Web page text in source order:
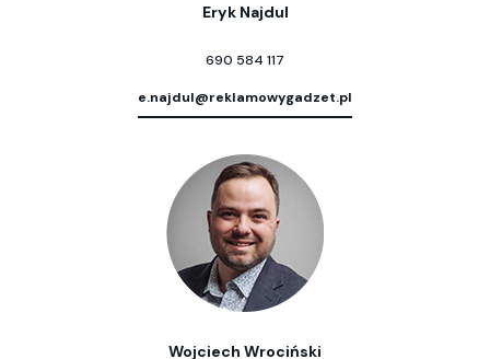
Eryk Najdul
690 584 117
e.najdul@reklamowygadzet.pl
Wojciech Wrociński